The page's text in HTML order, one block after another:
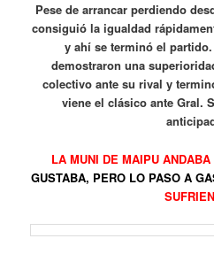
Pese de arrancar perdiendo
consiguió la igualdad
y ahí se terminó el
demostraron una
colectivo ante su rival y
viene el clásico ante Gral.
LA MUNI DE MAIPU
GUSTABA, PERO LO PASO A